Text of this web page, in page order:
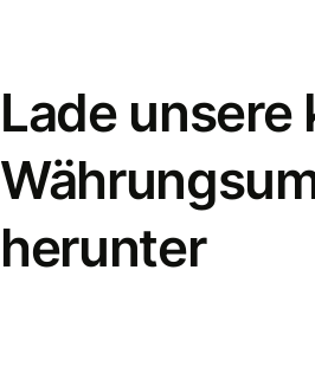
Lade unsere
herunter